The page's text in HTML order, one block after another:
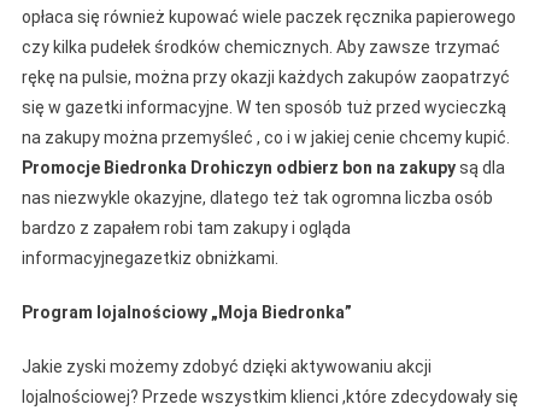
opłaca się również kupować wiele paczek ręcznika papierowego
czy kilka pudełek środków chemicznych. Aby zawsze trzymać
rękę na pulsie, można przy okazji każdych zakupów zaopatrzyć
się w gazetki informacyjne. W ten sposób tuż przed wycieczką
na zakupy można przemyśleć , co i w jakiej cenie chcemy kupić.
Promocje Biedronka Drohiczyn odbierz bon na zakupysą dla
nas niezwykle okazyjne, dlatego też tak ogromna liczba osób
bardzo z zapałem robi tam zakupy i ogląda
informacyjnegazetkiz obniżkami.
Program lojalnościowy „Moja Biedronka”
Jakie zyski możemy zdobyć dzięki aktywowaniu akcji
lojalnościowej? Przede wszystkim klienci ,które zdecydowały się